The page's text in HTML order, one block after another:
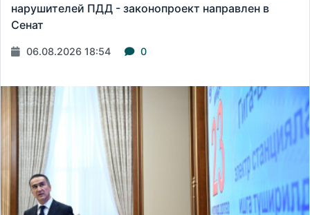
нарушителей ПДД - законопроект направлен в
Сенат
06.08.2026 18:54 0